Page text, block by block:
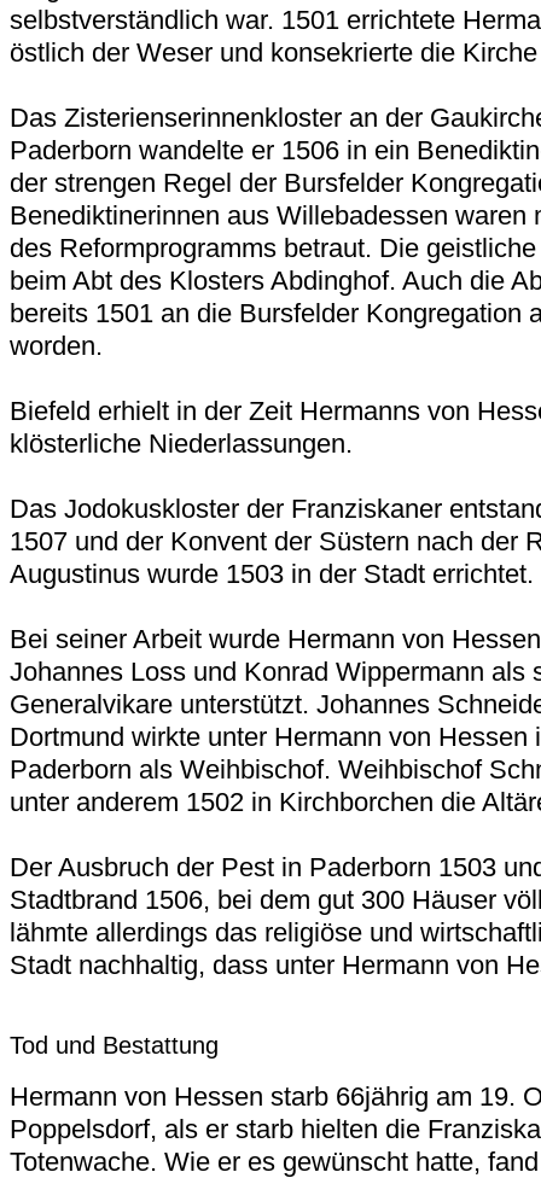
selbstverständlich war. 1501 errichtete
östlich der Weser und konsekrierte die
Das Zisterienserinnenkloster an der
Paderborn wandelte er 1506 in ein
der strengen Regel der Bursfelder
Benediktinerinnen aus Willebadessen waren
des Reformprogramms betraut. Die
beim Abt des Klosters Abdinghof. Auch die
bereits 1501 an die Bursfelder Kongregation
worden.
Biefeld erhielt in der Zeit Hermanns von
klösterliche Niederlassungen.
Das Jodokuskloster der Franziskaner
1507 und der Konvent der Süstern nach der
Augustinus wurde 1503 in der Stadt errichtet.
Bei seiner Arbeit wurde Hermann von
Johannes Loss und Konrad Wippermann als
Generalvikare unterstützt. Johannes
Dortmund wirkte unter Hermann von Hessen
Paderborn als Weihbischof. Weihbischof
unter anderem 1502 in Kirchborchen die
Der Ausbruch der Pest in Paderborn 1503
Stadtbrand 1506, bei dem gut 300 Häuser
lähmte allerdings das religiöse und
Stadt nachhaltig, dass unter Hermann von
Tod und Bestattung
Hermann von Hessen starb 66jährig am 19.
Poppelsdorf, als er starb hielten die
Totenwache. Wie er es gewünscht hatte,